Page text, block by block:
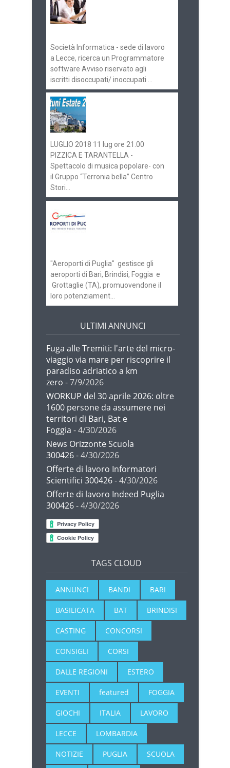
Società Informatica - sede di lavoro
a Lecce, ricerca un Programmatore
software Avviso riservato agli
iscritti disoccupati/ inoccupati ...
LUGLIO 2018 11 lug ore 21.00
PIZZICA E TARANTELLA -
Spettacolo di musica popolare- con
il Gruppo “Terronia bella” Centro
Stori...
"Aeroporti di Puglia" gestisce gli
aeroporti di Bari, Brindisi, Foggia e
Grottaglie (TA), promuovendone il
loro potenziament...
ULTIMI ANNUNCI
Fuga alle Tremiti: l'arte del micro-
viaggio via mare per riscoprire il
paradiso adriatico a km
zero - 7/9/2026
WORKUP del 30 aprile 2026: oltre
1600 persone da assumere nei
territori di Bari, Bat e
Foggia - 4/30/2026
News Orizzonte Scuola
300426- 4/30/2026
Offerte di lavoro Informatori
Scientifici 300426- 4/30/2026
Offerte di lavoro Indeed Puglia
300426- 4/30/2026
TAGS CLOUD
ANNUNCI BANDI BARI
BASILICATA BAT BRINDISI
CASTING CONCORSI
CONSIGLI CORSI
DALLE REGIONI ESTERO
EVENTI featured FOGGIA
GIOCHI ITALIA LAVORO
LECCE LOMBARDIA
NOTIZIE PUGLIA SCUOLA